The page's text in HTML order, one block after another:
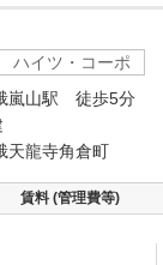
ハイツ・コーポ
嵐山駅 徒歩5分
天龍寺角倉町
賃料 (管理費等)